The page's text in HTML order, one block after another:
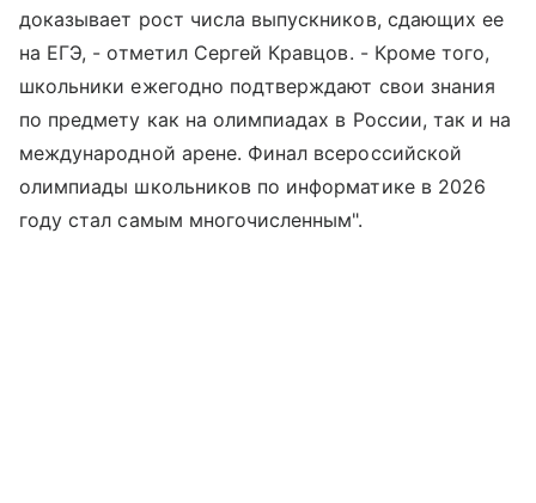
доказывает рост числа выпускников, сдающих ее
на ЕГЭ, - отметил Сергей Кравцов. - Кроме того,
школьники ежегодно подтверждают свои знания
по предмету как на олимпиадах в России, так и на
международной арене. Финал всероссийской
олимпиады школьников по информатике в 2026
году стал самым многочисленным".